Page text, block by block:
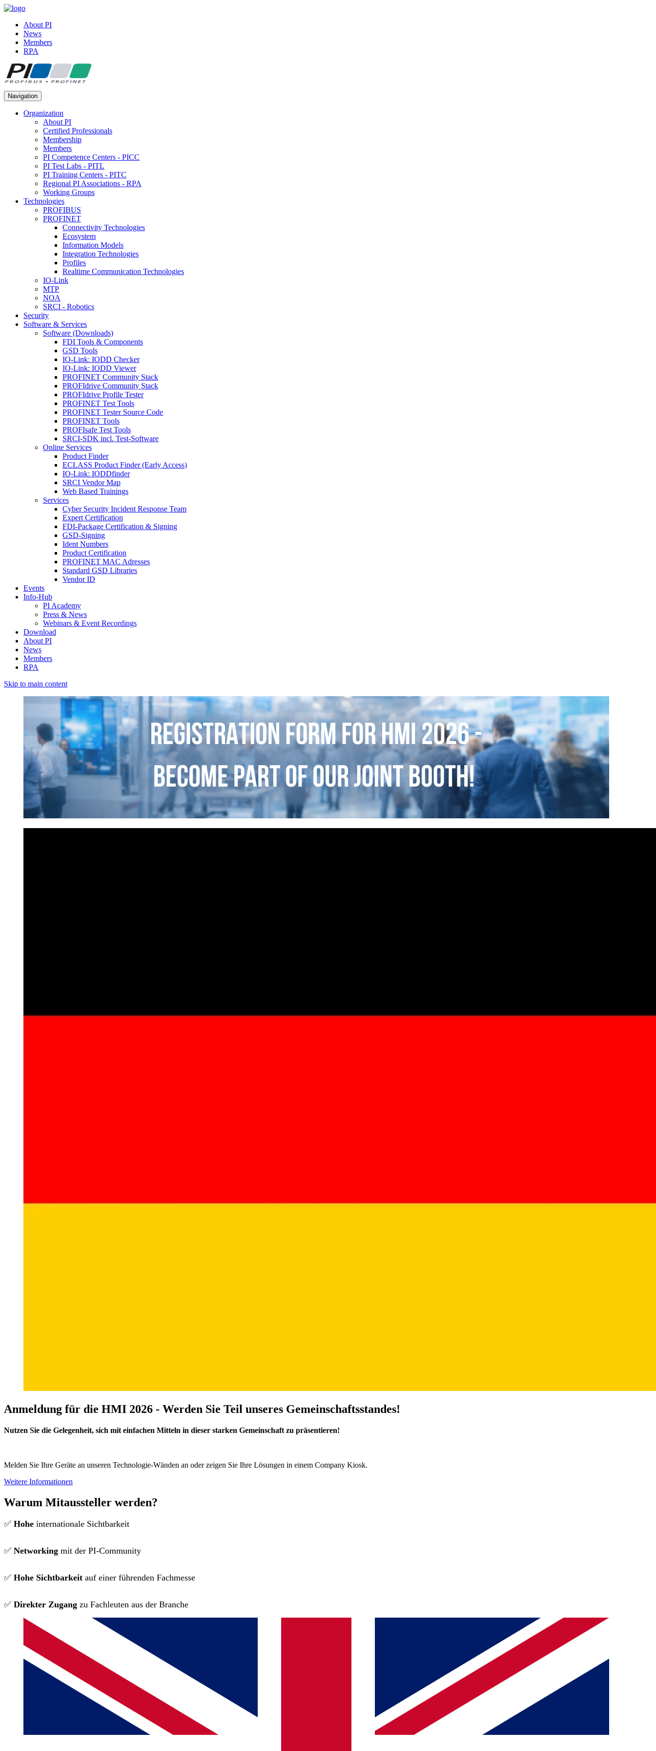
About PI
News
Members
RPA
Navigation
Organization
About PI
Certified Professionals
Membership
Members
PI Competence Centers - PICC
PI Test Labs - PITL
PI Training Centers - PITC
Regional PI Associations - RPA
Working Groups
Technologies
PROFIBUS
PROFINET
Connectivity Technologies
Ecosystem
Information Models
Integration Technologies
Profiles
Realtime Communication Technologies
IO-Link
MTP
NOA
SRCI - Robotics
Security
Software & Services
Software (Downloads)
FDI Tools & Components
GSD Tools
IO-Link: IODD Checker
IO-Link: IODD Viewer
PROFINET Community Stack
PROFIdrive Community Stack
PROFIdrive Profile Tester
PROFINET Test Tools
PROFINET Tester Source Code
PROFINET Tools
PROFIsafe Test Tools
SRCI-SDK incl. Test-Software
Online Services
Product Finder
ECLASS Product Finder (Early Access)
IO-Link: IODDfinder
SRCI Vendor Map
Web Based Trainings
Services
Cyber Security Incident Response Team
Expert Certification
FDI-Package Certification & Signing
GSD-Signing
Ident Numbers
Product Certification
PROFINET MAC Adresses
Standard GSD Libraries
Vendor ID
Events
Info-Hub
PI Academy
Press & News
Webinars & Event Recordings
Download
About PI
News
Members
RPA
Skip to main content
Anmeldung für die HMI 2026 - Werden Sie Teil unseres Gemeinschaftsstandes!
Nutzen Sie die Gelegenheit, sich mit einfachen Mitteln in dieser starken Gemeinschaft zu präsentieren!
Melden Sie Ihre Geräte an unseren Technologie-Wänden an oder zeigen Sie Ihre Lösungen in einem Company Kiosk.
Weitere Informationen
Warum Mitaussteller werden?
✅ Hohe internationale Sichtbarkeit
✅ Networking mit der PI-Community
✅ Hohe Sichtbarkeit auf einer führenden Fachmesse
✅ Direkter Zugang zu Fachleuten aus der Branche